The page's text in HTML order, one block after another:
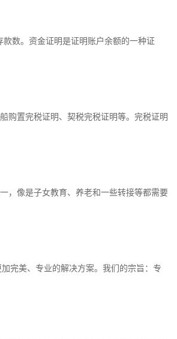
数。资金证明是证明账户余额的一种证
购置完税证明、契税完税证明等。完税证明
，像是子女教育、养老和一些转接等都需要
完美、专业的解决方案。我们的宗旨：专